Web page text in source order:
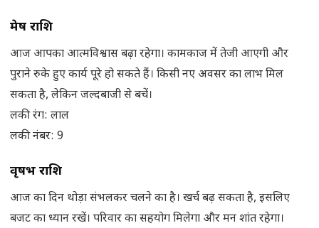
मेष राशि
आज आपका आत्मविश्वास बढ़ा रहेगा। कामकाज में तेजी आएगी और
पुराने रुके हुए कार्य पूरे हो सकते हैं। किसी नए अवसर का लाभ मिल
सकता है, लेकिन जल्दबाजी से बचें।
लकी रंग: लाल
लकी नंबर: 9
वृषभ राशि
आज का दिन थोड़ा संभलकर चलने का है। खर्च बढ़ सकता है, इसलिए
बजट का ध्यान रखें। परिवार का सहयोग मिलेगा और मन शांत रहेगा।